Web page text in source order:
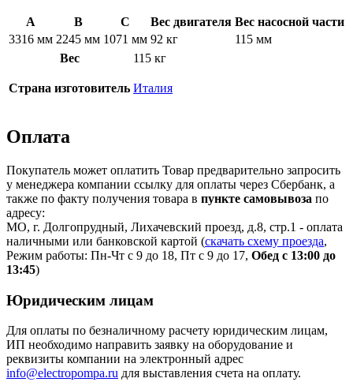
A B C Вес двигателя Вес насосной части
3316 мм 2245 мм 1071 мм 92 кг
115 мм
Вес
115 кг
Страна изготовитель Италия
Оплата
Покупатель может оплатить Товар предварительно запросить
у менеджера компании ссылку для оплаты через Сбербанк, а
также по факту получения товара в пункте самовывоза по
адресу:
МО, г. Долгопрудный, Лихачевский проезд, д.8, стр.1 - оплата
наличными или банковской картой (скачать схему проезда,
Режим работы: Пн-Чт с 9 до 18, Пт с 9 до 17, Обед с 13:00 до
13:45)
Юридическим лицам
Для оплаты по безналичному расчету юридическим лицам,
ИП необходимо направить заявку на оборудование и
реквизиты компании на электронный адрес
info@electropompa.ru для выставления счета на оплату.